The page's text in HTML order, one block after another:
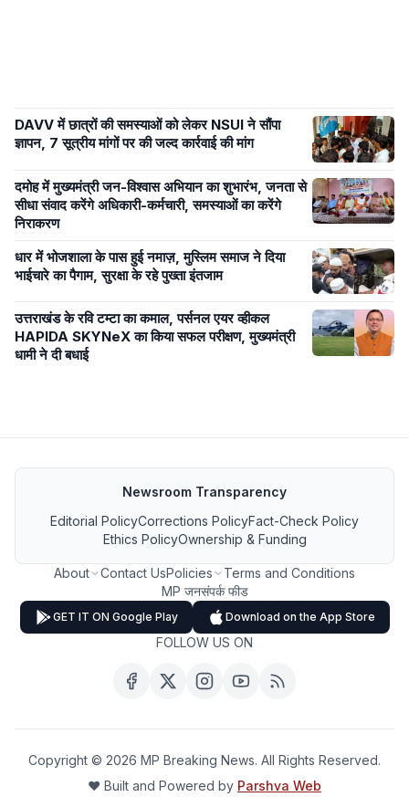
DAVV में छात्रों की समस्याओं को लेकर NSUI ने सौंपा
ज्ञापन, 7 सूत्रीय मांगों पर की जल्द कार्रवाई की मांग
दमोह में मुख्यमंत्री जन-विश्वास अभियान का शुभारंभ, जनता से
सीधा संवाद करेंगे अधिकारी-कर्मचारी, समस्याओं का करेंगे
निराकरण
धार में भोजशाला के पास हुई नमाज़, मुस्लिम समाज ने दिया
भाईचारे का पैगाम, सुरक्षा के रहे पुख्ता इंतजाम
उत्तराखंड के रवि टम्टा का कमाल, पर्सनल एयर व्हीकल
HAPIDA SKYNeX का किया सफल परीक्षण, मुख्यमंत्री
धामी ने दी बधाई
Newsroom Transparency
Editorial PolicyCorrections PolicyFact-Check Policy
Ethics PolicyOwnership & Funding
About Contact UsPolicies
Terms and Conditions
MP जनसंपर्क फीड
GET IT ON Google Play Download on the App Store
FOLLOW US ON
Copyright © 2026 MP Breaking News. All Rights Reserved.
❤️ Built and Powered by Parshva Web